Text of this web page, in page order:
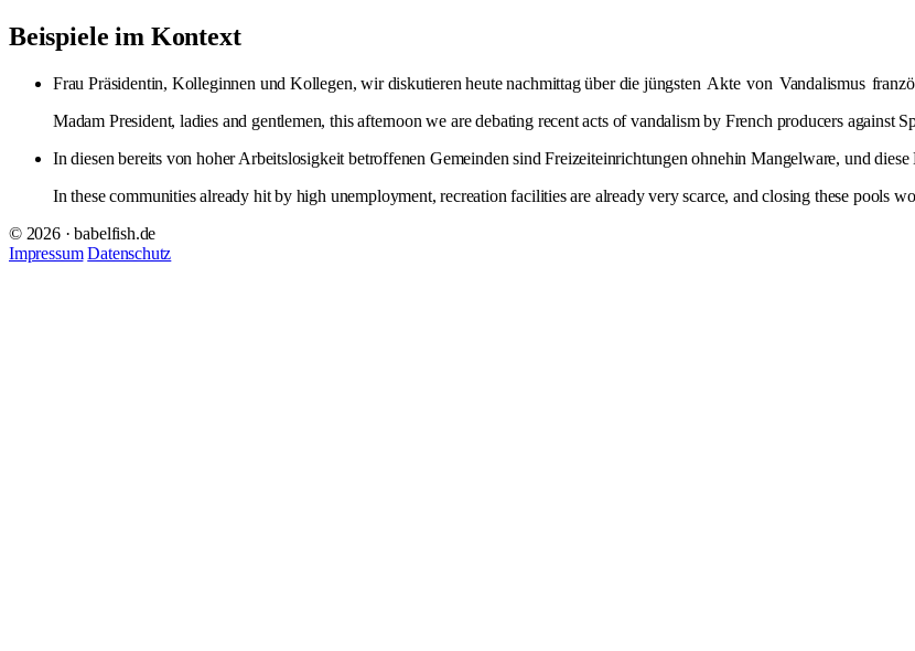
Beispiele im Kontext
Frau Präsidentin, Kolleginnen und Kollegen, wir diskutieren heute nachmittag über die jüngsten Akte von Vandalismus
Madam President, ladies and gentlemen, this afternoon we are debating recent acts of vandalism by French producers against
In diesen bereits von hoher Arbeitslosigkeit betroffenen Gemeinden sind Freizeiteinrichtungen ohnehin Mangelware, und diese
In these communities already hit by high unemployment, recreation facilities are already very scarce, and closing these pools
© 2026 · babelfish.de
Impressum Datenschutz